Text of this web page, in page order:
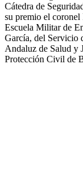
Cátedra de
su premio el coronel
Escuela Militar de
García, del Servicio
Andaluz de Salud y
Protección Civil de